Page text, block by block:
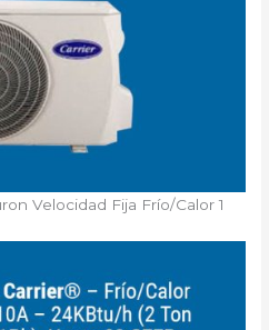
Velocidad Fija Frío/Calor 1